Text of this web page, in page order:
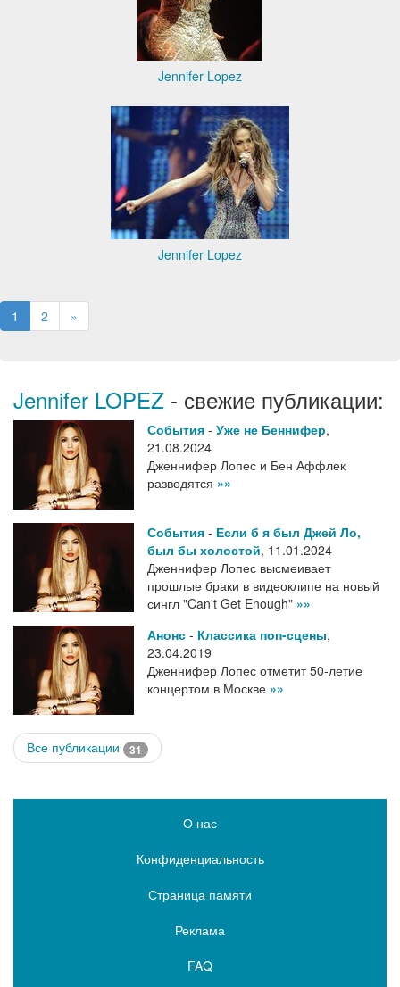
Jennifer Lopez
Jennifer Lopez
1 2 »
Jennifer LOPEZ - свежие публикации:
События - Уже не Беннифер,
21.08.2024
Дженнифер Лопес и Бен Аффлек
разводятся »»
События - Если б я был Джей Ло,
был бы холостой, 11.01.2024
Дженнифер Лопес высмеивает
прошлые браки в видеоклипе на новый
сингл "Can't Get Enough" »»
Анонс - Классика поп-сцены,
23.04.2019
Дженнифер Лопес отметит 50-летие
концертом в Москве »»
Все публикации 31
О нас
Конфиденциальность
Страница памяти
Реклама
FAQ